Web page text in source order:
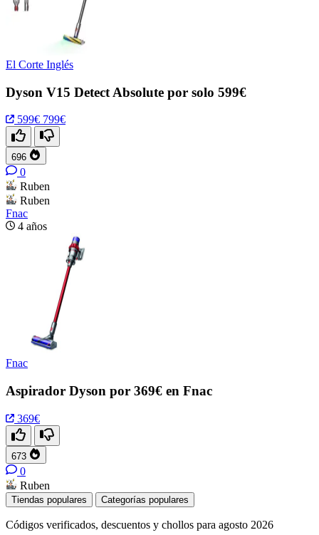
El Corte Inglés
Dyson V15 Detect Absolute por solo 599€
599€ 799€
696
0
Ruben
Ruben
Fnac
4 años
Fnac
Aspirador Dyson por 369€ en Fnac
369€
673
0
Ruben
Tiendas populares Categorías populares
Códigos verificados, descuentos y chollos para agosto 2026